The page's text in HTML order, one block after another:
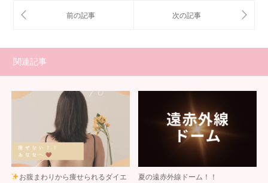
関連記事
お腹まわりから痩せられるダイエ
夏の遠赤外線ドーム！！